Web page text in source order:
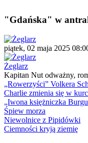
"Gdańska" w
piątek, 02 maja 2025
Żeglarz
Kapitan Nut odważny,
„Rowerzyści” Volkera
Charlie zmienia się w
„Iwona księżniczka
Śpiew morza
Niewolnice z Pipidówki
Ciemności kryją ziemię